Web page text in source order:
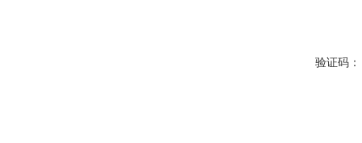
验证码：